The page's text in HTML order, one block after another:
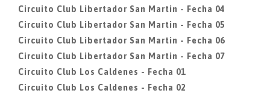
Circuito Club Libertador San Martin - Fecha 04
Circuito Club Libertador San Martin - Fecha 05
Circuito Club Libertador San Martin - Fecha 06
Circuito Club Libertador San Martin - Fecha 07
Circuito Club Los Caldenes - Fecha 01
Circuito Club Los Caldenes - Fecha 02